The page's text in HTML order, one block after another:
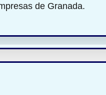
de Granada.